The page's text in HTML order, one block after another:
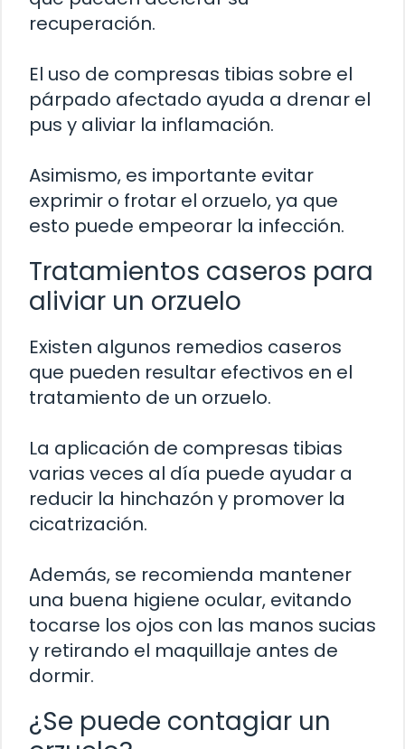
recuperación.
El uso de compresas tibias sobre el
párpado afectado ayuda a drenar el
pus y aliviar la inflamación.
Asimismo, es importante evitar
exprimir o frotar el orzuelo, ya que
esto puede empeorar la infección.
Tratamientos caseros para
aliviar un orzuelo
Existen algunos remedios caseros
que pueden resultar efectivos en el
tratamiento de un orzuelo.
La aplicación de compresas tibias
varias veces al día puede ayudar a
reducir la hinchazón y promover la
cicatrización.
Además, se recomienda mantener
una buena higiene ocular, evitando
tocarse los ojos con las manos sucias
y retirando el maquillaje antes de
dormir.
¿Se puede contagiar un